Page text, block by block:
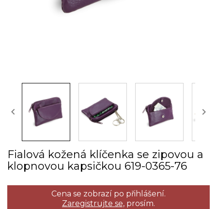
 
Fialová kožená klíčenka se zipovou a
klopnovou kapsičkou 619­-0365­-76
Cena se zobrazí po přihlášení.
Zaregistrujte se, prosím.